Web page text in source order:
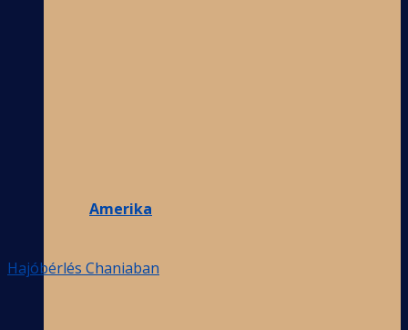
Amerika
Hajóbérlés Chaniaban